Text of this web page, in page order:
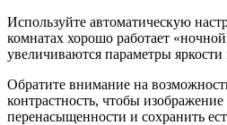
Используйте автоматическую
комнатах хорошо работает
увеличиваются параметры
Обратите внимание на
контрастность, чтобы
перенасыщенности и сохранить